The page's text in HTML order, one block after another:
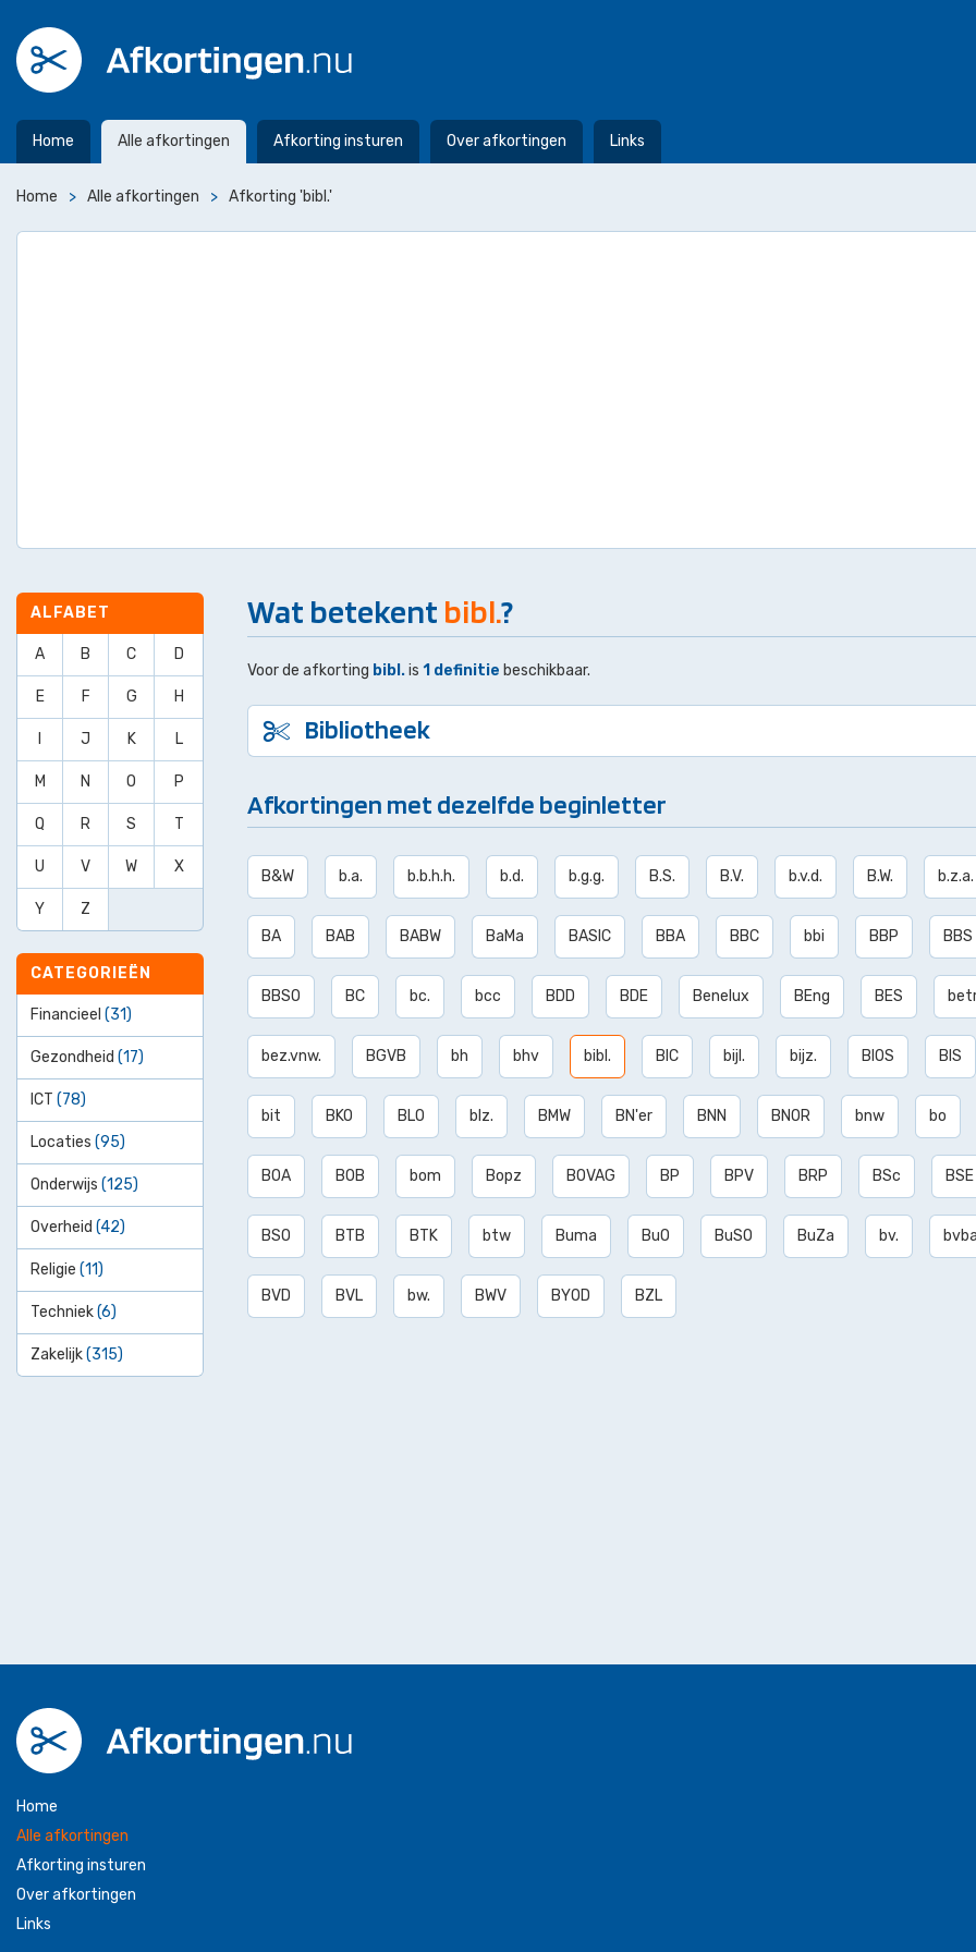
Home Alle afkortingen Afkorting insturen Over afkortingen Links
Home Alle afkortingen Afkorting 'bibl.'
Wat betekent bibl.?
Voor de afkorting bibl.is 1 definitie beschikbaar.
Bibliotheek
Afkortingen met dezelfde beginletter
B&W b.a. b.b.h.h. b.d. b.g.g. B.S. B.V. b.v.d. B.W. b.z.a.
BA BAB BABW BaMa BASIC BBA BBC bbi BBP BBS
BBSO BC bc. bcc BDD BDE Benelux BEng BES
bez.vnw. BGVB bh bhv bibl. BIC bijl. bijz. BIOS BIS
bit BKO BLO blz. BMW BN'er BNN BNOR bnw bo
BOA BOB bom Bopz BOVAG BP BPV BRP BSc BSE
BSO BTB BTK btw Buma BuO BuSO BuZa bv.
BVD BVL bw. BWV BYOD BZL
ALFABET
A B C D
E F G H
J K L
M N O P
Q R S T
U V W X
Y Z
CATEGORIEËN
Financieel (31)
Gezondheid (17)
ICT (78)
Locaties (95)
Onderwijs (125)
Overheid (42)
Religie (11)
Techniek(6)
Zakelijk(315)
Home
Alle afkortingen
Afkorting insturen
Over afkortingen
Links